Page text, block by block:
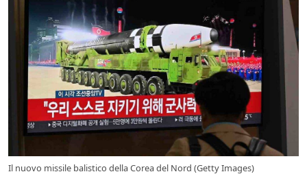
Il nuovo missile balistico della Corea del Nord (Getty Images)